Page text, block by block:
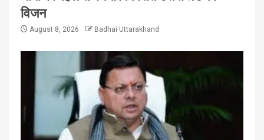
विजन
August 8, 2026 Badhai Uttarakhand